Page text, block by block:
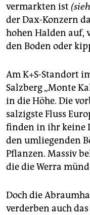
vermarkten ist
der Dax-Konzern
hohen Halden auf,
den Boden oder
Am K+S-Standort
Salzberg „Monte
in die Höhe. Die
salzigste Fluss
finden in ihr keine
den umliegenden
Pflanzen. Massiv
die die Werra
Doch die
verderben auch